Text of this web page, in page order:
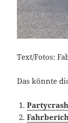
Text/Fotos:
Das könnte